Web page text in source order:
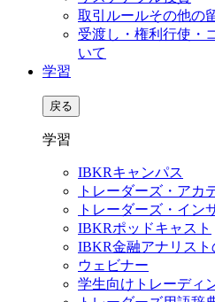
取引ルールその他の
受渡し・権利行使・
いて
学習
戻る
学習
IBKRキャンパス
トレーダーズ・アカ
トレーダーズ・イン
IBKRポッドキャスト
IBKR金融アナリスト
ウェビナー
学生向けトレーディ